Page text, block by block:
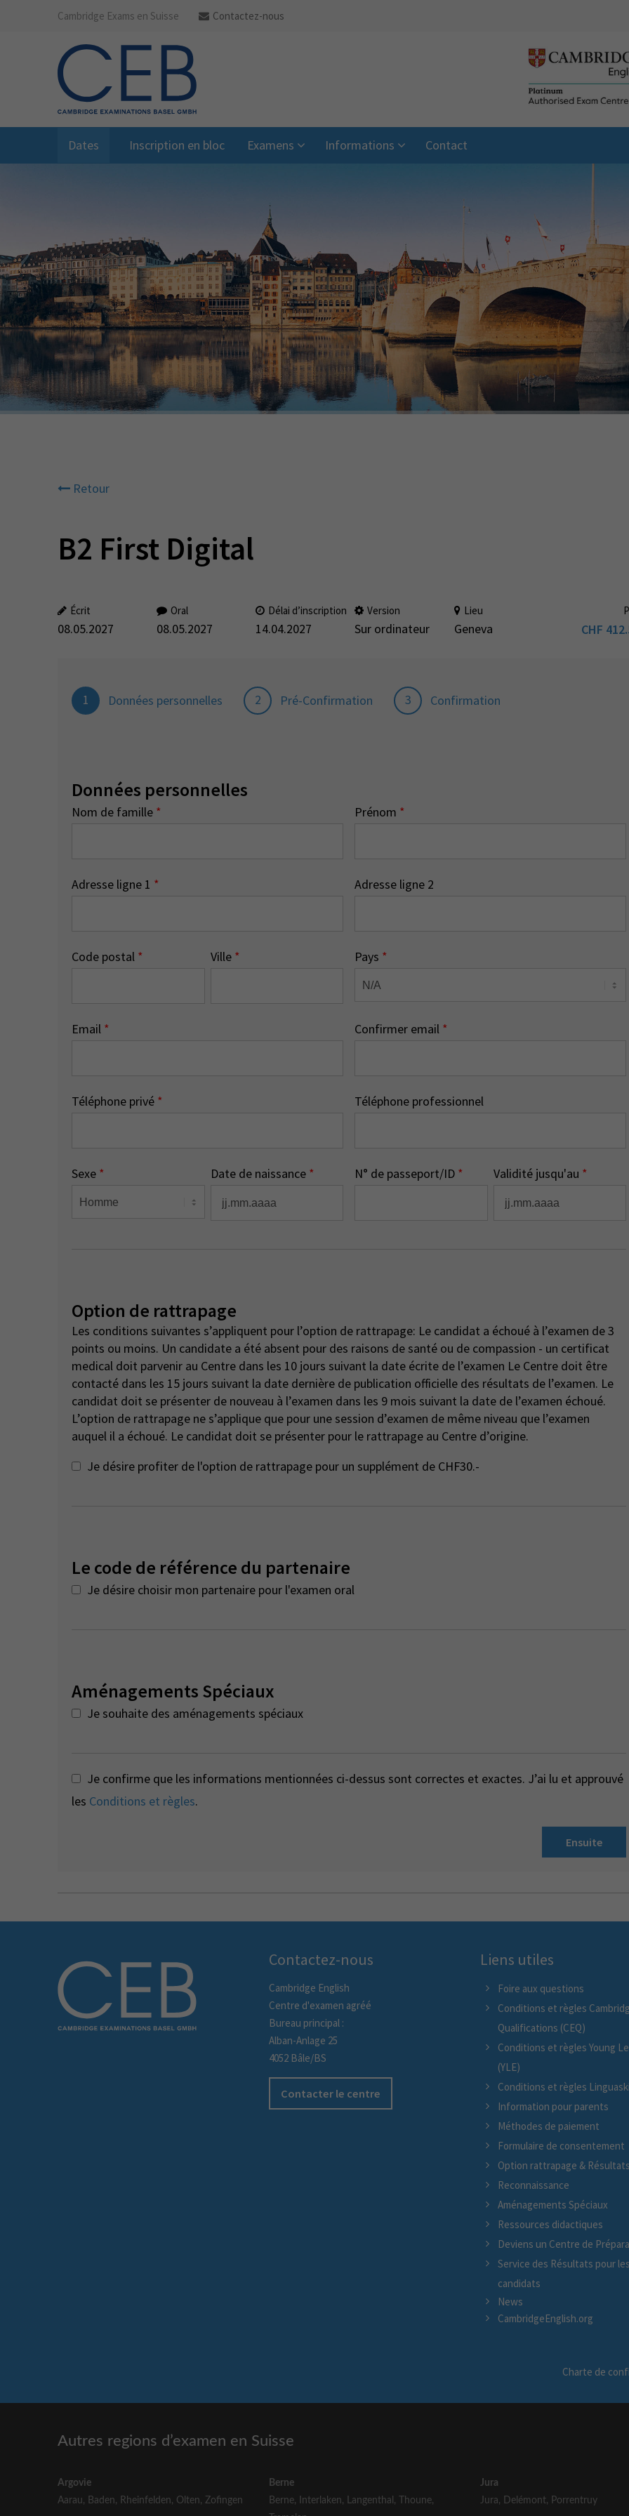
Cambridge Exams en Suisse Contactez-nous
Dates Inscription en bloc Examens Informations Contact
Retour
B2 First Digital
Écrit
08.05.2027
Oral
08.05.2027
Délai d’inscription
14.04.2027
Version
Sur ordinateur
Lieu
Geneva CHF
1 Données personnelles 2 Pré-Confirmation 3 Confirmation
Données personnelles
Nom de famille * Prénom *
Adresse ligne 1 * Adresse ligne 2
Code postal * Ville * Pays *
Email * Confirmer email *
Téléphone privé * Téléphone professionnel
Sexe * Date de naissance * N° de passeport/ID * Validité jusqu'au *
Option de rattrapage
Les conditions suivantes s’appliquent pour l’option de rattrapage: Le candidat a échoué à l’examen de 3
points ou moins. Un candidate a été absent pour des raisons de santé ou de compassion - un certificat
medical doit parvenir au Centre dans les 10 jours suivant la date écrite de l’examen Le Centre doit être
contacté dans les 15 jours suivant la date dernière de publication officielle des résultats de l’examen. Le
candidat doit se présenter de nouveau à l’examen dans les 9 mois suivant la date de l’examen échoué.
L’option de rattrapage ne s’applique que pour une session d’examen de même niveau que l’examen
auquel il a échoué. Le candidat doit se présenter pour le rattrapage au Centre d’origine.
Je désire profiter de l'option de rattrapage pour un supplément de CHF30.-
Le code de référence du partenaire
Je désire choisir mon partenaire pour l'examen oral
Aménagements Spéciaux
Je souhaite des aménagements spéciaux
Je confirme que les informations mentionnées ci-dessus sont correctes et exactes. J’ai lu et approuvé
les Conditions et règles.
Ensuite
Contactez-nous
Cambridge English
Centre d'examen agréé
Bureau principal :
Alban-Anlage 25
4052 Bâle/BS
Contacter le centre
Liens utiles
Foire aux questions
Conditions et règles
Qualifications (CEQ)
Conditions et règles Young
(YLE)
Conditions et règles
Information pour parents
Méthodes de paiement
Formulaire de consentement
Option rattrapage & Résultats
Reconnaissance
Aménagements Spéciaux
Ressources didactiques
Deviens un Centre de
Service des Résultats pour les
candidats
News
CambridgeEnglish.org
Charte de
Autres regions d’examen en Suisse
Argovie
Aarau, Baden, Rheinfelden, Olten,Zofingen
Berne
Berne, Interlaken, Langenthal , Thoune,
Jura
Jura, Delémont, Porrentruy